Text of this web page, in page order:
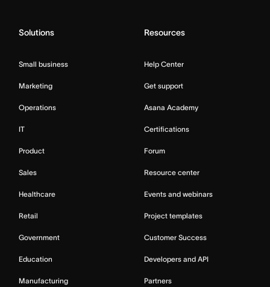
Solutions
Small business
Marketing
Operations
IT
Product
Sales
Healthcare
Retail
Government
Education
Manufacturing
Resources
Help Center
Get support
Asana Academy
Certifications
Forum
Resource center
Events and webinars
Project templates
Customer Success
Developers and API
Partners